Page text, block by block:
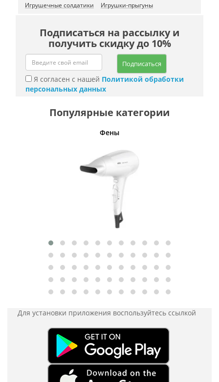
Игрушечные солдатики
Игрушки-прыгуны
Подписаться на рассылку и
получить скидку до 10%
Подписаться
Я согласен с нашей Политикой обработки
персональных данных
Популярные категории
Фены
Для установки приложения воспользуйтесь ссылкой